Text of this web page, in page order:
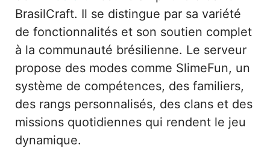
BrasilCraft. Il se distingue par sa variété
de fonctionnalités et son soutien complet
à la communauté brésilienne. Le serveur
propose des modes comme SlimeFun, un
système de compétences, des familiers,
des rangs personnalisés, des clans et des
missions quotidiennes qui rendent le jeu
dynamique.